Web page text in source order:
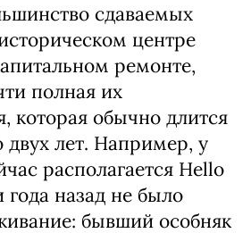
сдаваемых
центре
ремонте,
полная их
которая обычно длится
двух лет. Например, у
располагается Hello
назад не было
бывший особняк